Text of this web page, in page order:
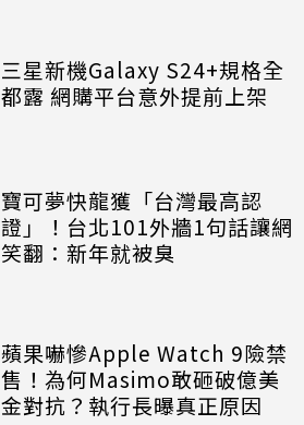
三星新機Galaxy S24+規格全
都露 網購平台意外提前上架
寶可夢快龍獲「台灣最高認
證」！台北101外牆1句話讓網
笑翻：新年就被臭
蘋果嚇慘Apple Watch 9險禁
售！為何Masimo敢砸破億美
金對抗？執行長曝真正原因